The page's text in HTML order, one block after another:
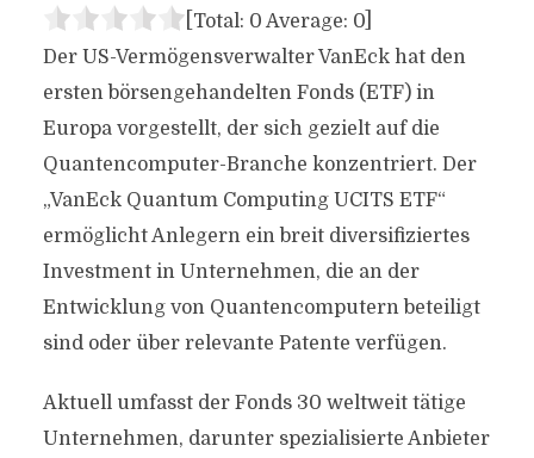
[Total: 0 Average: 0]
Der US-Vermögensverwalter VanEck hat den
ersten börsengehandelten Fonds (ETF) in
Europa vorgestellt, der sich gezielt auf die
Quantencomputer-Branche konzentriert. Der
„VanEck Quantum Computing UCITS ETF“
ermöglicht Anlegern ein breit diversifiziertes
Investment in Unternehmen, die an der
Entwicklung von Quantencomputern beteiligt
sind oder über relevante Patente verfügen.
Aktuell umfasst der Fonds 30 weltweit tätige
Unternehmen, darunter spezialisierte Anbieter